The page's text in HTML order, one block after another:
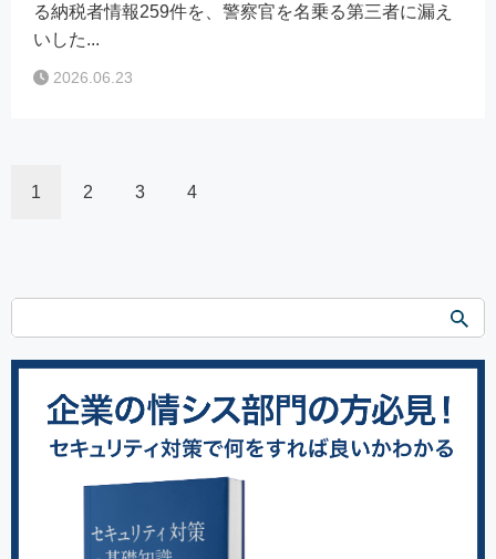
る納税者情報259件を、警察官を名乗る第三者に漏え
いした...
2026.06.23
1 2 3 4